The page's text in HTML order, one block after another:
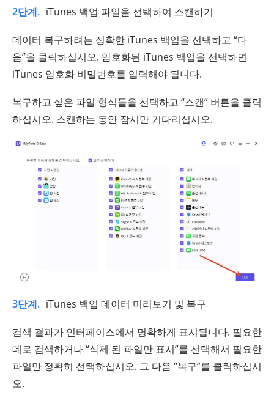
2단계. iTunes 백업 파일을 선택하여 스캔하기
데이터 복구하려는 정확한 iTunes 백업을 선택하고 “다
음”을 클릭하십시오. 암호화된 iTunes 백업을 선택하면
iTunes 암호화 비밀번호를 입력해야 됩니다.
복구하고 싶은 파일 형식들을 선택하고 “스캔” 버튼을 클릭
하십시오. 스캔하는 동안 잠시만 기다리십시오.
3단계. iTunes 백업 데이터 미리보기 및 복구
검색 결과가 인터페이스에서 명확하게 표시됩니다. 필요한
데로 검색하거나 “삭제 된 파일만 표시”를 선택해서 필요한
파일만 정확히 선택하십시오. 그 다음 “복구”를 클릭하십시
오.